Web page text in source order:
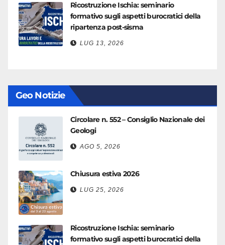
Ricostruzione Ischia: seminario
formativo sugli aspetti burocratici della
ripartenza post-sisma
LUG 13, 2026
Geo Notizie
Circolare n. 552 – Consiglio Nazionale dei
Geologi
AGO 5, 2026
Chiusura estiva 2026
LUG 25, 2026
Ricostruzione Ischia: seminario
formativo sugli aspetti burocratici della